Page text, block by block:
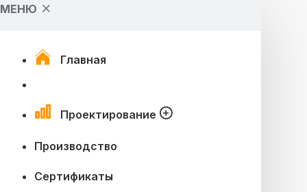
МЕНЮ
Главная
Проектирование
Производство
Сертификаты